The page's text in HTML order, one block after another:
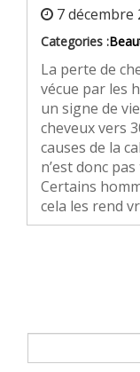
7 décembre
Categories :
La perte de
vécue par les
un signe de
cheveux vers
causes de la
n’est donc
Certains
cela les rend